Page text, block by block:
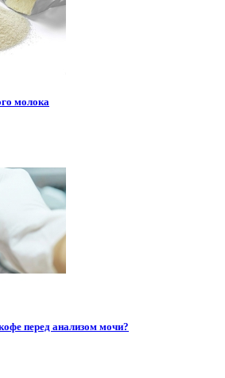
молока
перед анализом мочи?